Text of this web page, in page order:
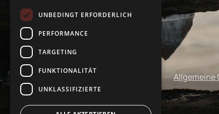
Impressum Allgemeine
UNBEDINGT ERFORDERLICH
PERFORMANCE
TARGETING
FUNKTIONALITÄT
UNKLASSIFIZIERTE